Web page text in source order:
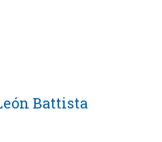
Battista